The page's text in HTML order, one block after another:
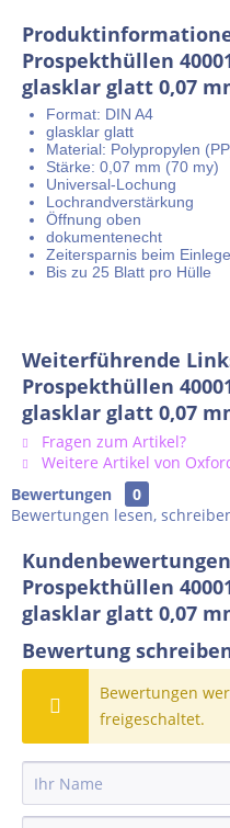
Prospekthüllen
glasklar glatt 0,07
Format: DIN A4
glasklar glatt
Material: Polypropylen
Stärke: 0,07 mm (70 my)
Universal-Lochung
Lochrandverstärkung
Öffnung oben
dokumentenecht
Zeitersparnis beim
Bis zu 25 Blatt pro Hülle
Weiterführende
Prospekthüllen
glasklar glatt 0,07
Fragen zum Artikel?
Weitere Artikel von
Bewertungen
0
Bewertungen lesen,
Prospekthüllen
glasklar glatt 0,07
Bewertung
Bewertungen
freigeschaltet.